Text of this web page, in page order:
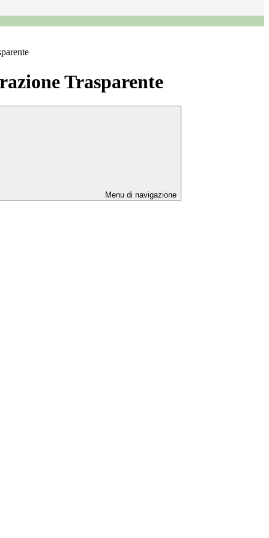
Trasparente
Menu di navigazione